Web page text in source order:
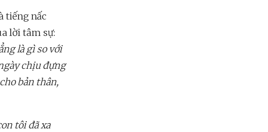
tiếng nấc
lời tâm sự:
là gì so với
chịu đựng
bản thân,
tôi đã xa